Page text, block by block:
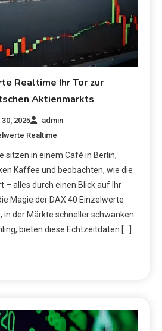
Realtime Ihr Tor zur
Aktienmarkts
2025
admin
Realtime
sitzen in einem Café in Berlin,
Kaffee und beobachten, wie die
– alles durch einen Blick auf Ihr
Magie der DAX 40 Einzelwerte
in der Märkte schneller schwanken
bieten diese Echtzeitdaten […]